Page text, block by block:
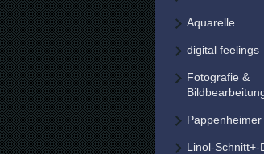
Aquarelle
digital feelings
Fotografie &
Pappenheimer
Linol-Schnitt+-